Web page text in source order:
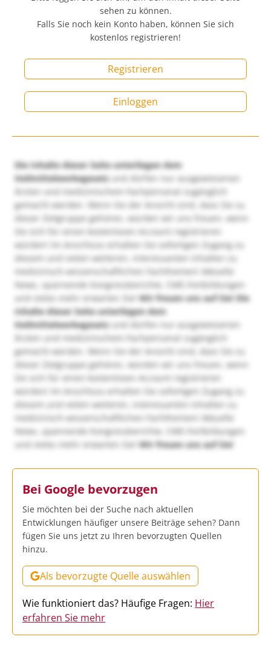
sehen zu können.
Falls Sie noch kein Konto haben, können Sie sich
kostenlos registrieren!
Registrieren
Einloggen
Die Inhalte dieser Seite unterliegen dem
Heilmittelwerbegesetzund dürfen nur ausgewiesenen
Ärzten und medizinischem Fachpersonal zugänglich
gemacht werden. Wenn Sie der Ansicht sind, dass Sie zu
dieser Zielgruppe gehören, würden wir uns freuen, wenn
Sie sich für einen kostenlosen Account registrieren
würden! Im Anschluss erhalten Sie sofortigen Zugang zu
diesem und vielen weiteren, interessanten Inhalten zu
medizinisch-wissenschaftlichen Fachthemen! Aktuelle
News, spannende Kongressberichte, CME-Fortbildungen
und vieles mehr erwarten Sie!Wir freuen uns auf Sie! Die
Inhalte dieser Seite unterliegen dem
Heilmittelwerbegesetzund dürfen nur ausgewiesenen
Ärzten und medizinischem Fachpersonal zugänglich
gemacht werden. Wenn Sie der Ansicht sind, dass Sie zu
dieser Zielgruppe gehören, würden wir uns freuen, wenn
Sie sich für einen kostenlosen Account registrieren
würden! Im Anschluss erhalten Sie sofortigen Zugang zu
diesem und vielen weiteren, interessanten Inhalten zu
medizinisch-wissenschaftlichen Fachthemen! Aktuelle
News, spannende Kongressberichte, CME-Fortbildungen
und vieles mehr erwarten Sie!Wir freuen uns auf Sie!
Bei Google bevorzugen
Sie möchten bei der Suche nach aktuellen
Entwicklungen häufiger unsere Beiträge sehen? Dann
fügen Sie uns jetzt zu Ihren bevorzugten Quellen
hinzu.
Als bevorzugte Quelle auswählen
Wie funktioniert das? Häufige Fragen: Hier
erfahren Sie mehr